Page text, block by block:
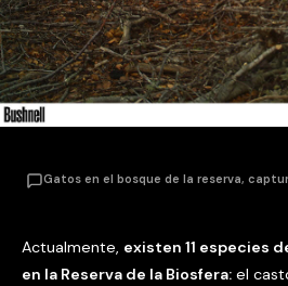
Gatos en el bosque de la reserva,
Actualmente, existen 11 especies
en la Reserva de la Biosfera: el